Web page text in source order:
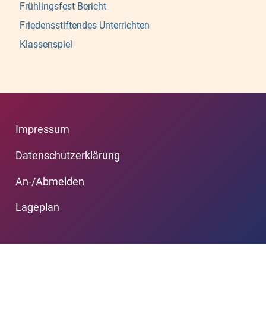
Frühlingsfest Bericht
Friedensstiftendes Unterrichten
Klassenspiel
Impressum
Datenschutzerklärung
An-/Abmelden
Lageplan